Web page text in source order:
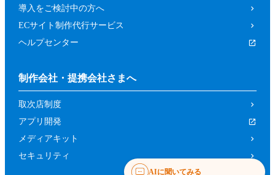
ECサイト制作代行サービス
ヘルプセンター
取次店制度
アプリ開発
メディアキット
セキュリティ